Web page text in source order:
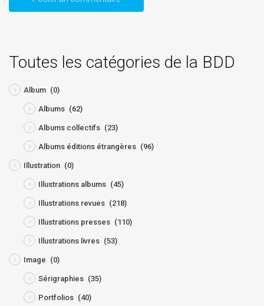
Toutes les catégories de la BDD
Album (0)
Albums (62)
Albums collectifs (23)
Albums éditions étrangères (96)
Illustration (0)
Illustrations albums (45)
Illustrations revues (218)
Illustrations presses (110)
Illustrations livres (53)
Image (0)
Sérigraphies (35)
Portfolios (40)